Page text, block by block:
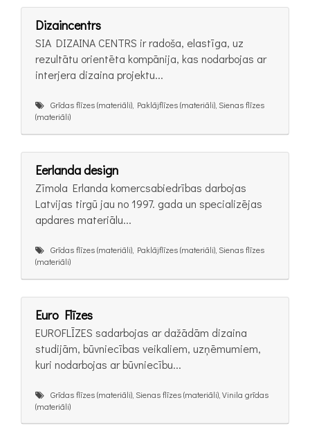
Dizaincentrs
SIA DIZAINA CENTRS ir radoša, elastīga, uz
rezultātu orientēta kompānija, kas nodarbojas ar
interjera dizaina projektu...
Grīdas flīzes (materiāli), Paklājflīzes (materiāli), Sienas flīzes
(materiāli)
Eerlanda design
Zīmola Erlanda komercsabiedrības darbojas
Latvijas tirgū jau no 1997. gada un specializējas
apdares materiālu...
Grīdas flīzes (materiāli), Paklājflīzes (materiāli), Sienas flīzes
(materiāli)
Euro Flīzes
EUROFLĪZES sadarbojas ar dažādām dizaina
studijām, būvniecības veikaliem, uzņēmumiem,
kuri nodarbojas ar būvniecību...
Grīdas flīzes (materiāli), Sienas flīzes (materiāli), Vinila grīdas
(materiāli)